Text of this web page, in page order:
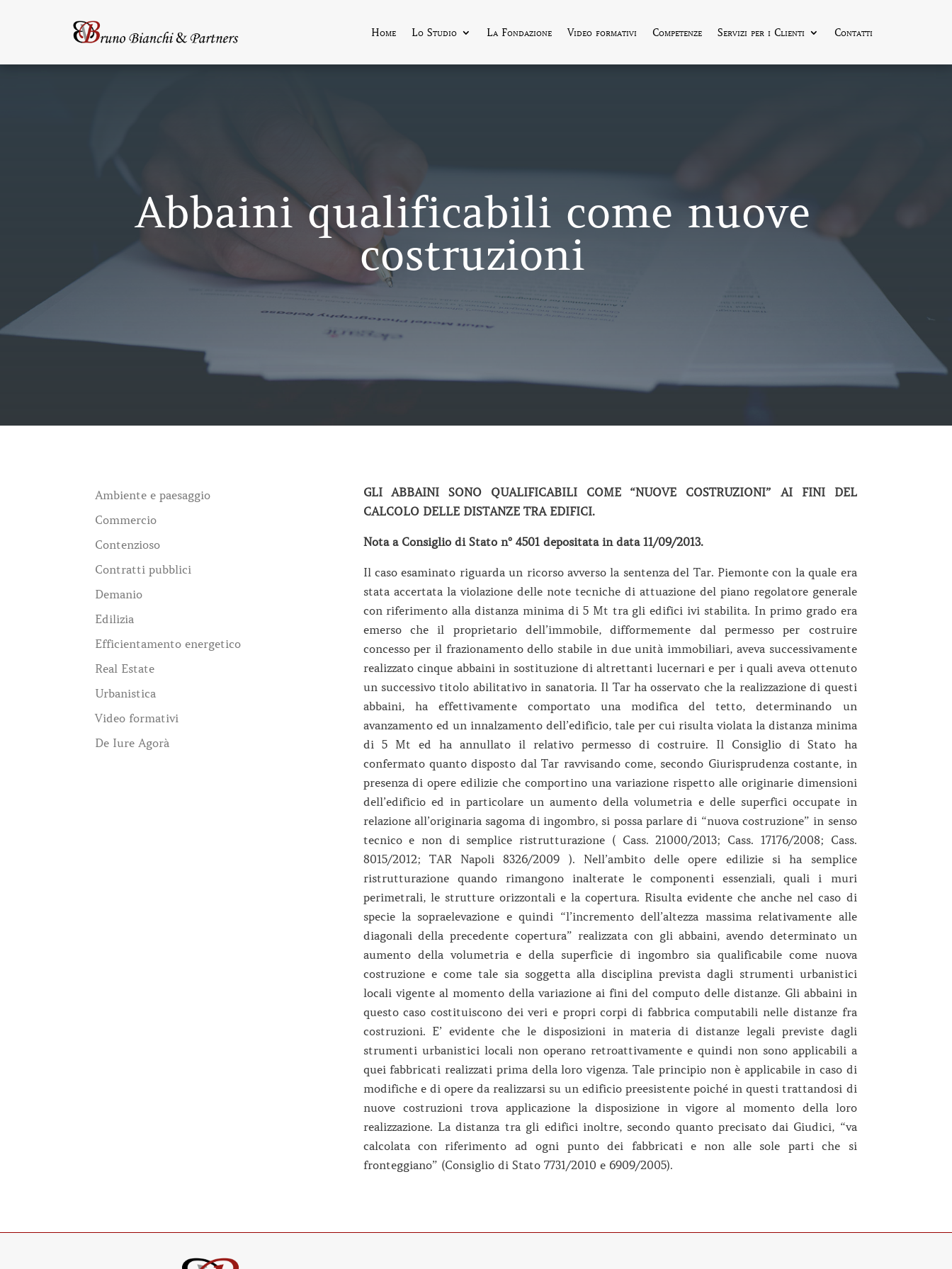
Home Lo Studio La Fondazione Video formativi Competenze Servizi per i Clienti Contatti
Abbaini qualificabili come nuove
costruzioni
Ambiente e paesaggio
Commercio
Contenzioso
Contratti pubblici
Demanio
Edilizia
Efficientamento energetico
Real Estate
Urbanistica
Video formativi
De Iure Agorà
GLI ABBAINI SONO QUALIFICABILI COME “NUOVE COSTRUZIONI” AI FINI DEL
CALCOLO DELLE DISTANZE TRA EDIFICI.
Nota a Consiglio di Stato n° 4501 depositata in data 11/09/2013.
Il caso esaminato riguarda un ricorso avverso la sentenza del Tar. Piemonte con la quale era
stata accertata la violazione delle note tecniche di attuazione del piano regolatore generale
con riferimento alla distanza minima di 5 Mt tra gli edifici ivi stabilita. In primo grado era
emerso che il proprietario dell’immobile, difformemente dal permesso per costruire
concesso per il frazionamento dello stabile in due unità immobiliari, aveva successivamente
realizzato cinque abbaini in sostituzione di altrettanti lucernari e per i quali aveva ottenuto
un successivo titolo abilitativo in sanatoria. Il Tar ha osservato che la realizzazione di questi
abbaini, ha effettivamente comportato una modifica del tetto, determinando un
avanzamento ed un innalzamento dell’edificio, tale per cui risulta violata la distanza minima
di 5 Mt ed ha annullato il relativo permesso di costruire. Il Consiglio di Stato ha
confermato quanto disposto dal Tar ravvisando come, secondo Giurisprudenza costante, in
presenza di opere edilizie che comportino una variazione rispetto alle originarie dimensioni
dell’edificio ed in particolare un aumento della volumetria e delle superfici occupate in
relazione all’originaria sagoma di ingombro, si possa parlare di “nuova costruzione” in senso
tecnico e non di semplice ristrutturazione ( Cass. 21000/2013; Cass. 17176/2008; Cass.
8015/2012; TAR Napoli 8326/2009 ). Nell’ambito delle opere edilizie si ha semplice
ristrutturazione quando rimangono inalterate le componenti essenziali, quali i muri
perimetrali, le strutture orizzontali e la copertura. Risulta evidente che anche nel caso di
specie la sopraelevazione e quindi “l’incremento dell’altezza massima relativamente alle
diagonali della precedente copertura” realizzata con gli abbaini, avendo determinato un
aumento della volumetria e della superficie di ingombro sia qualificabile come nuova
costruzione e come tale sia soggetta alla disciplina prevista dagli strumenti urbanistici
locali vigente al momento della variazione ai fini del computo delle distanze. Gli abbaini in
questo caso costituiscono dei veri e propri corpi di fabbrica computabili nelle distanze fra
costruzioni. E’ evidente che le disposizioni in materia di distanze legali previste dagli
strumenti urbanistici locali non operano retroattivamente e quindi non sono applicabili a
quei fabbricati realizzati prima della loro vigenza. Tale principio non è applicabile in caso di
modifiche e di opere da realizzarsi su un edificio preesistente poiché in questi trattandosi di
nuove costruzioni trova applicazione la disposizione in vigore al momento della loro
realizzazione. La distanza tra gli edifici inoltre, secondo quanto precisato dai Giudici, “va
calcolata con riferimento ad ogni punto dei fabbricati e non alle sole parti che si
fronteggiano” (Consiglio di Stato 7731/2010 e 6909/2005).